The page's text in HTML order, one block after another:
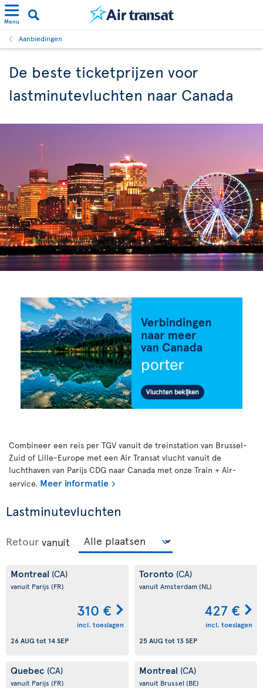
Menu
Aanbiedingen
De beste ticketprijzen voor
lastminutevluchten naar Canada
Combineer een reis per TGV vanuit de treinstation van Brussel-
Zuid of Lille-Europe met een Air Transat vlucht vanuit de
luchthaven van Parijs CDG naar Canada met onze Train + Air-
service. Meer informatie
Lastminutevluchten
Retour vanuit
Montreal (CA)
vanuit Parijs (FR)
310 €
incl. toeslagen
26 AUG tot 14 SEP
Toronto (CA)
vanuit Amsterdam(NL)
427 €
incl. toeslagen
25 AUG tot 13 SEP
Quebec (CA)
vanuit Parijs (FR)
Montreal (CA)
vanuit Brussel (BE)